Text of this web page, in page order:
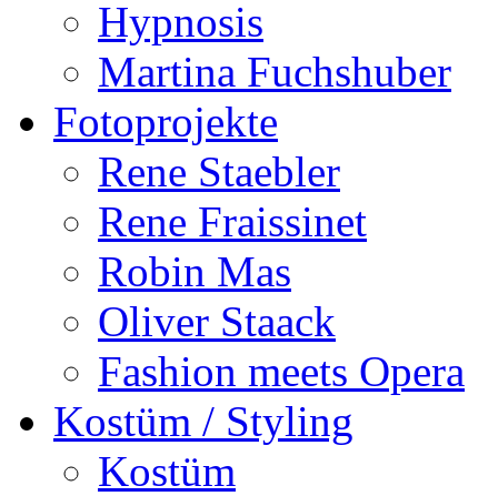
Hypnosis
Martina Fuchshuber
Fotoprojekte
Rene Staebler
Rene Fraissinet
Robin Mas
Oliver Staack
Fashion meets Opera
Kostüm / Styling
Kostüm